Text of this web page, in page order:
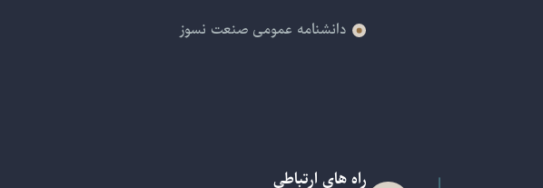
دانشنامه عمومی صنعت نسوز
راه های ارتباطی